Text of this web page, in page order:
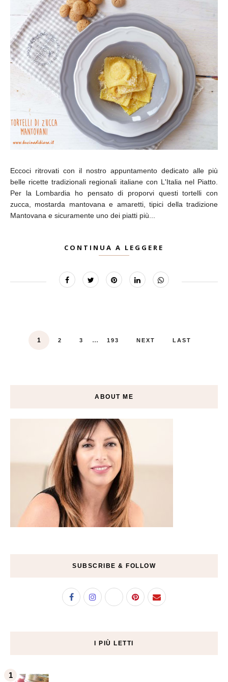
Eccoci ritrovati con il nostro appuntamento dedicato alle più
belle ricette tradizionali regionali italiane con L'Italia nel Piatto.
Per la Lombardia ho pensato di proporvi questi tortelli con
zucca, mostarda mantovana e amaretti, tipici della tradizione
Mantovana e sicuramente uno dei piatti più...
CONTINUA A LEGGERE
1 2 3 ... 193 NEXT LAST
ABOUT ME
SUBSCRIBE & FOLLOW
I PIÙ LETTI